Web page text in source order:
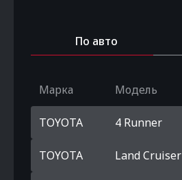
По авто
Марка Модель
TOYOTA 4 Runner
TOYOTA Land Cruiser